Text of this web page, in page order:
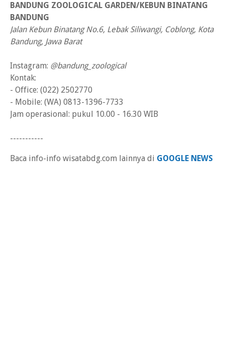
BANDUNG ZOOLOGICAL GARDEN/KEBUN BINATANG
BANDUNG
Jalan Kebun Binatang No.6, Lebak Siliwangi, Coblong, Kota
Bandung, Jawa Barat
Instagram: @bandung_zoological
Kontak:
- Office: (022) 2502770
- Mobile: (WA) 0813-1396-7733
Jam operasional: pukul 10.00 - 16.30 WIB
-----------
Baca info-info wisatabdg.com lainnya di GOOGLE NEWS